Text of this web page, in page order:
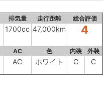
排気量 走行距離 総合評価
1700cc 47,000km 4
AC 色 内装 外装
AC ホワイト C C